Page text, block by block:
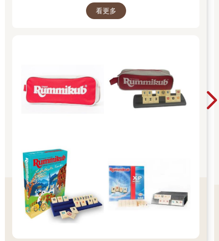
看更多